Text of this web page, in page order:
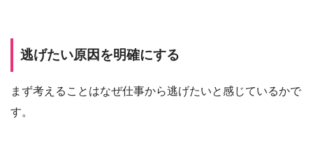
逃げたい原因を明確にする
まず考えることはなぜ仕事から逃げたいと感じているかで
す。